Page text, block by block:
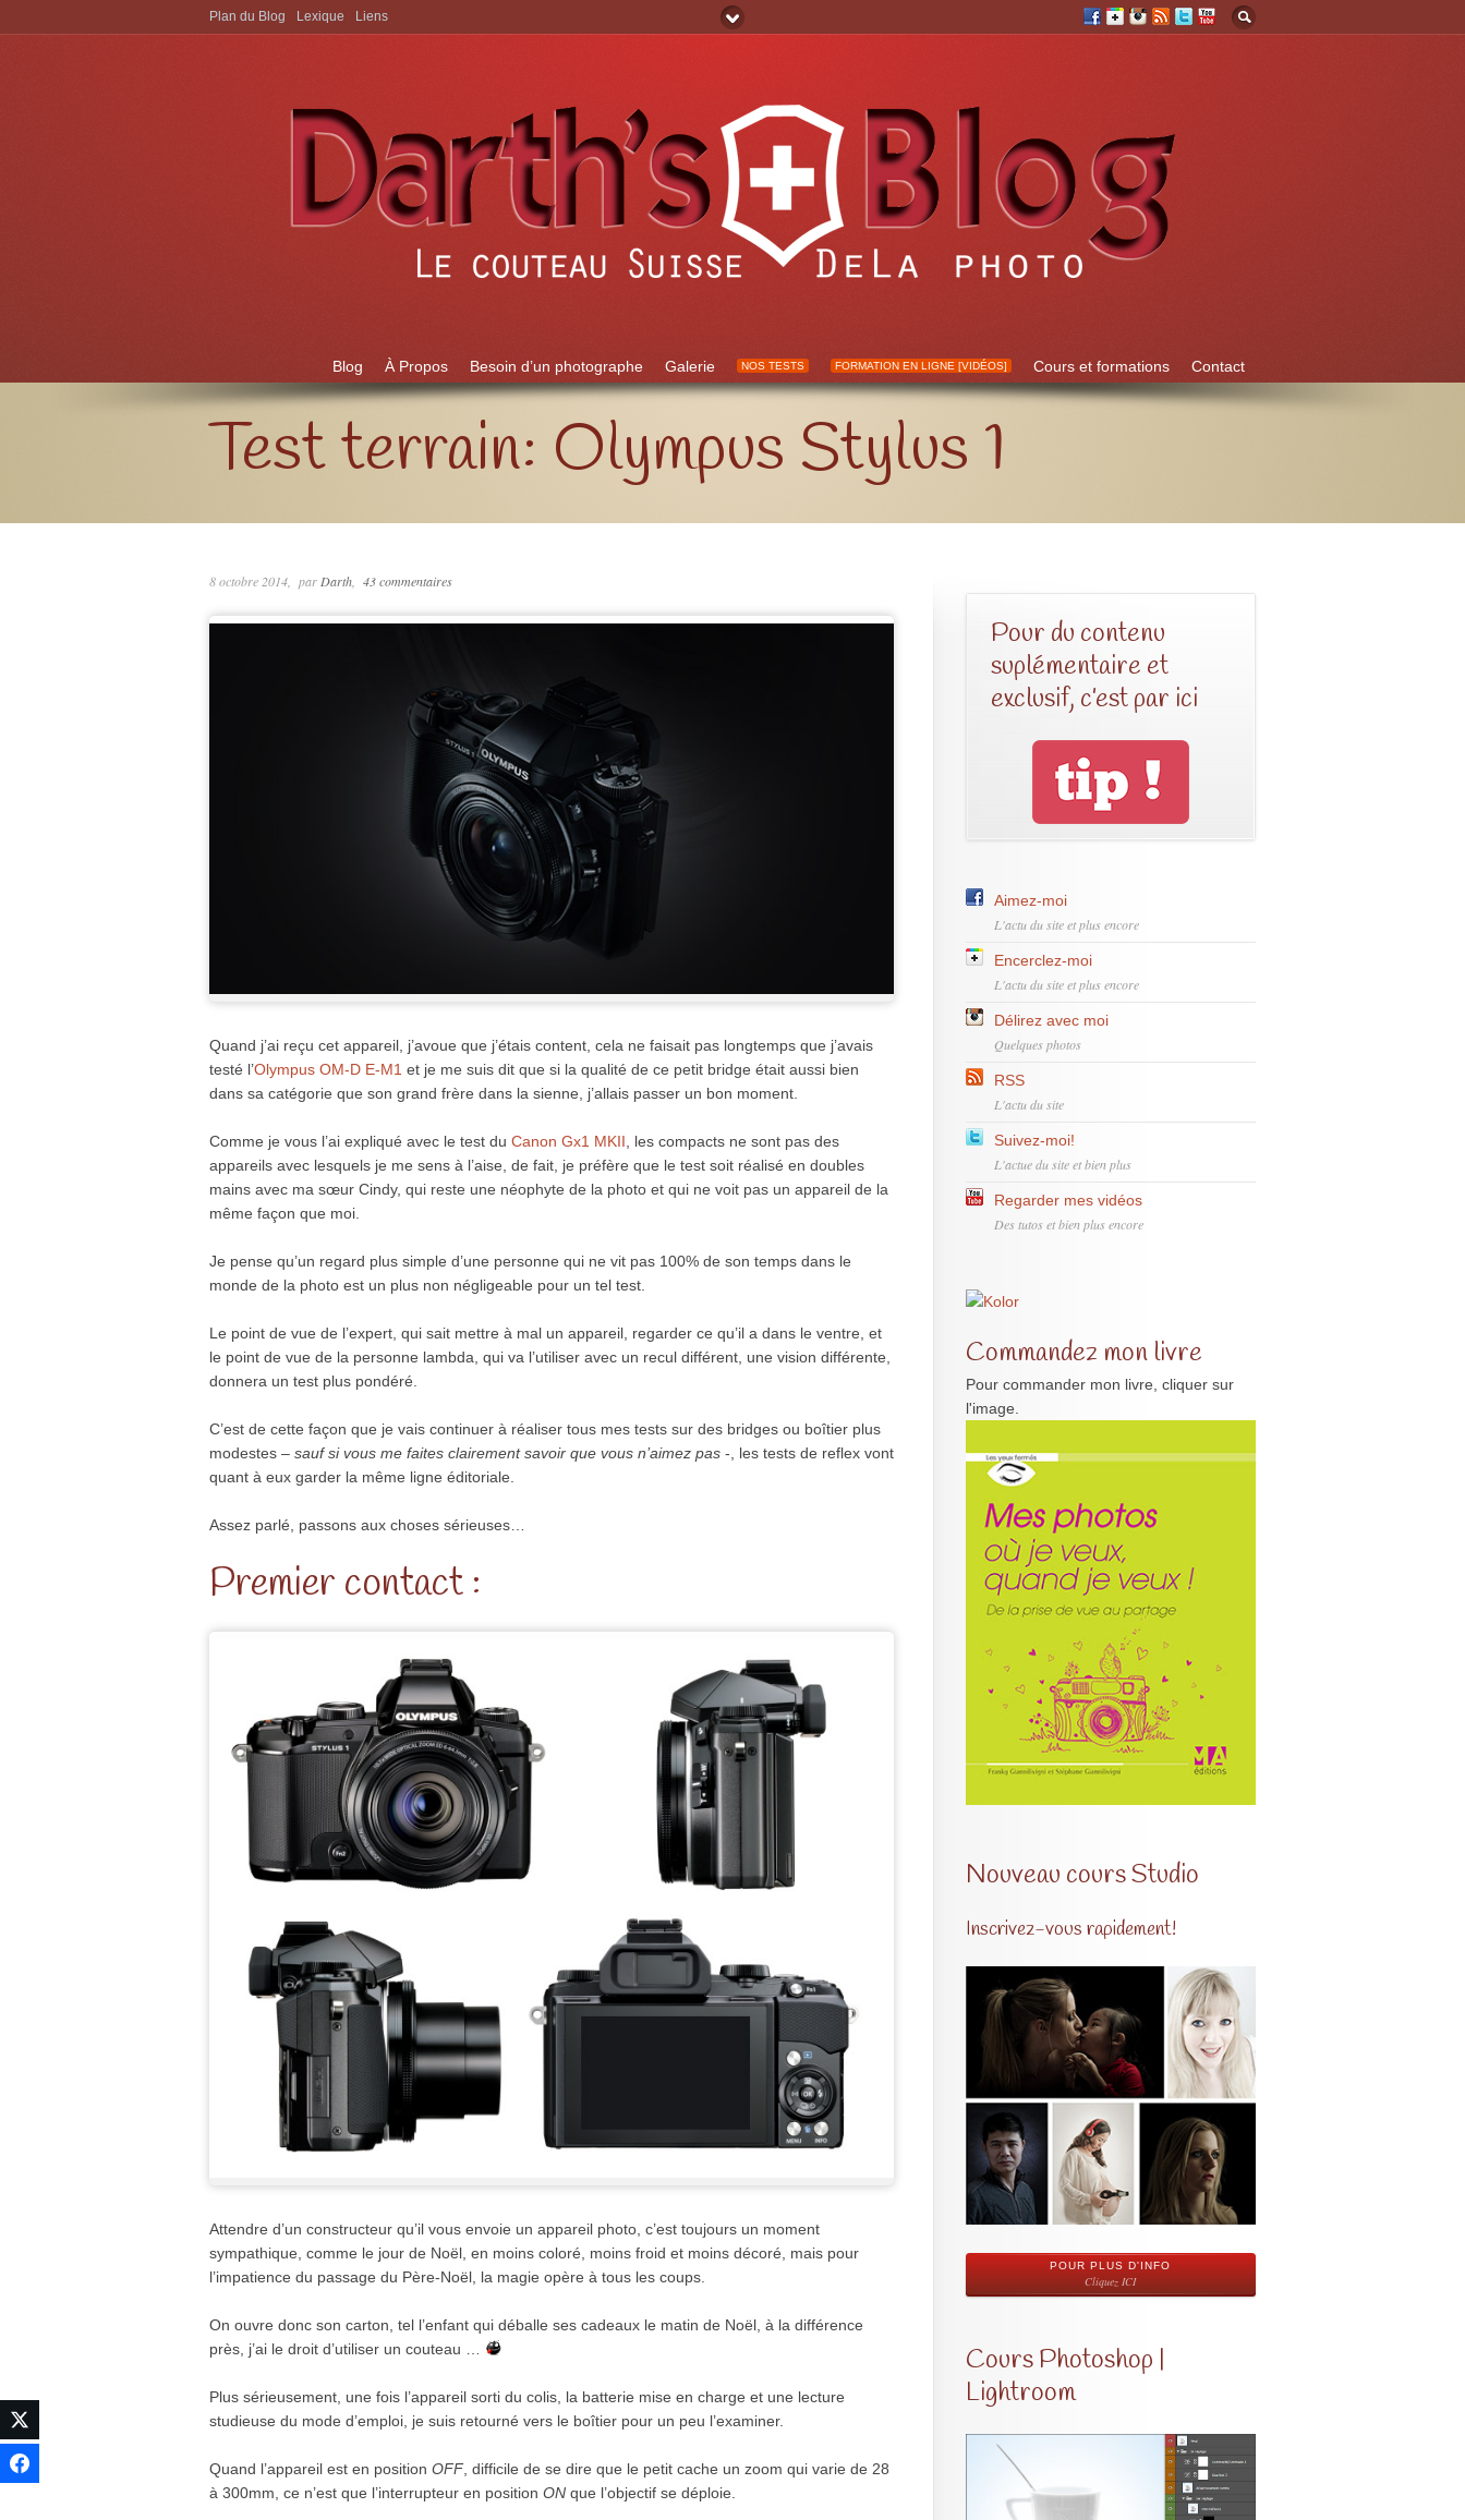
Aller à:
Blog À Propos Besoin d’un photographe Galerie NOS TESTS FORMATION EN LIGNE [VIDÉOS] Cours et formations Contact
Plan du Blog Lexique Liens
Test terrain: Olympus Stylus 1
8 octobre 2014 par Darth 43 commentaires
Quand j’ai reçu cet appareil, j’avoue que j’étais content, cela ne faisait pas longtemps que j’avais
testé l’Olympus OM-D E-M1 et je me suis dit que si la qualité de ce petit bridge était aussi bien
dans sa catégorie que son grand frère dans la sienne, j’allais passer un bon moment.
Comme je vous l’ai expliqué avec le test du Canon Gx1 MKII , les compacts ne sont pas des
appareils avec lesquels je me sens à l’aise, de fait, je préfère que le test soit réalisé en doubles
mains avec ma sœur Cindy, qui reste une néophyte de la photo et qui ne voit pas un appareil de la
même façon que moi.
Je pense qu’un regard plus simple d’une personne qui ne vit pas 100% de son temps dans le
monde de la photo est un plus non négligeable pour un tel test.
Le point de vue de l’expert, qui sait mettre à mal un appareil, regarder ce qu’il a dans le ventre, et
le point de vue de la personne lambda, qui va l’utiliser avec un recul différent, une vision différente,
donnera un test plus pondéré.
C’est de cette façon que je vais continuer à réaliser tous mes tests sur des bridges ou boîtier plus
modestes – sauf si vous me faites clairement savoir que vous n’aimez pas -, les tests de reflex vont
quant à eux garder la même ligne éditoriale.
Assez parlé, passons aux choses sérieuses…
Premier contact :
Attendre d’un constructeur qu’il vous envoie un appareil photo, c’est toujours un moment
sympathique, comme le jour de Noël, en moins coloré, moins froid et moins décoré, mais pour
l’impatience du passage du Père-Noël, la magie opère à tous les coups.
On ouvre donc son carton, tel l’enfant qui déballe ses cadeaux le matin de Noël, à la différence
près, j’ai le droit d’utiliser un couteau …
Plus sérieusement, une fois l’appareil sorti du colis, la batterie mise en charge et une lecture
studieuse du mode d’emploi, je suis retourné vers le boîtier pour un peu l’examiner.
Quand l’appareil est en position OFF , difficile de se dire que le petit cache un zoom qui varie de 28
à 300mm, ce n’est que l’interrupteur en position ON que l’objectif se déploie.
Pour du contenu
suplémentaire et
exclusif, c’est par ici
Aimez-moi
L'actu du site et plus encore
Encerclez-moi
L'actu du site et plus encore
Délirez avec moi
Quelques photos
RSS
L'actu du site
Suivez-moi!
L'actue du site et bien plus
Regarder mes vidéos
Des tutos et bien plus encore
Commandez mon livre
Pour commander mon livre, cliquer sur
l'image.
Nouveau cours Studio
Inscrivez-vous rapidement!
POUR PLUS D'INFO
Cliquez ICI
Cours Photoshop |
Lightroom